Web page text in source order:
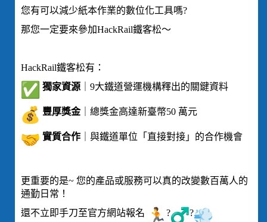
您有可以減少紙本作業的數位化工具嗎?
那您一定要來參加HackRail鐵客松～
HackRail鐵客松有：
獨家資源 ｜9大鐵道營運機構釋出的關鍵資料
豐厚獎金｜總獎金高達新臺幣50 萬元
實質合作 ｜與鐵道單位「直接對接」的合作機會
更重要的是~ 您的產品或服務可以真的改變數百萬人的
通勤日常！
還不立即手刀至官方網站報名
? ?